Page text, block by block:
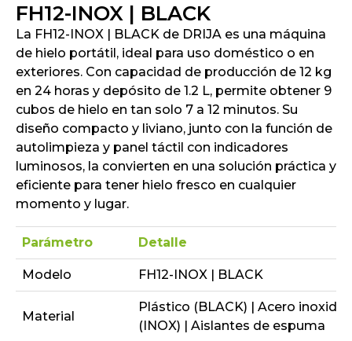
FH12-INOX | BLACK
La FH12-INOX | BLACK de DRIJA es una máquina
de hielo portátil, ideal para uso doméstico o en
exteriores. Con capacidad de producción de 12 kg
en 24 horas y depósito de 1.2 L, permite obtener 9
cubos de hielo en tan solo 7 a 12 minutos. Su
diseño compacto y liviano, junto con la función de
autolimpieza y panel táctil con indicadores
luminosos, la convierten en una solución práctica y
eficiente para tener hielo fresco en cualquier
momento y lugar.
Parámetro Detalle
Modelo FH12-INOX | BLACK
Material
Plástico (BLACK) | Acero
(INOX) | Aislantes de espuma